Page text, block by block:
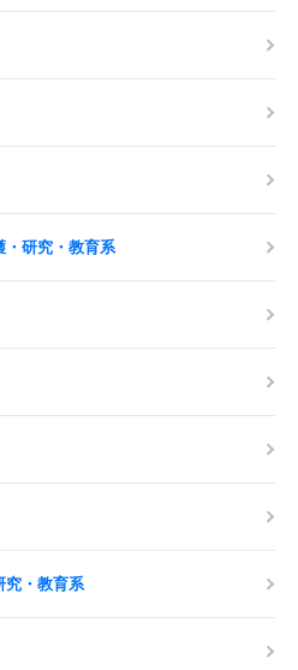
・研究・教育系
究・教育系